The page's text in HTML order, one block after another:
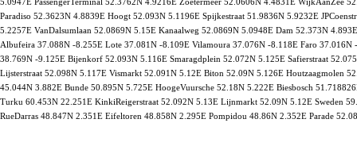
Paradiso 52.3623N 4.8839E Hoogt 52.093N 5.1196E Spijkestraat 51.9836N 5.9232E
5.2257E VanDalsumlaan 52.0869N 5.15E Kanaalweg 52.0869N 5.0948E Dam 52.373N
Albufeira 37.088N -8.255E Lote 37.081N -8.109E Vilamoura 37.076N -8.118E Faro 37.016N
38.769N -9.125E Bijenkorf 52.093N 5.116E Smaragdplein 52.072N 5.125E Safierstraat
Lijsterstraat 52.098N 5.117E Vismarkt 52.091N 5.12E Biton 52.09N 5.126E Houtzaagmolen
45.044N 3.882E Bunde 50.895N 5.725E HoogeVuursche 52.18N 5.222E Biesbosch
Turku 60.453N 22.251E KinkiReigerstraat 52.092N 5.13E Lijnmarkt 52.09N 5.12E Sweden
RueDarras 48.847N 2.351E Eifeltoren 48.858N 2.295E Pompidou 48.86N 2.352E Parade